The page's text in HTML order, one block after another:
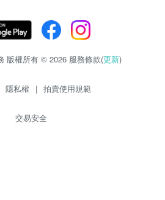
版權所有 © 2026 服務條款(更新)
隱私權 | 拍賣使用規範
交易安全